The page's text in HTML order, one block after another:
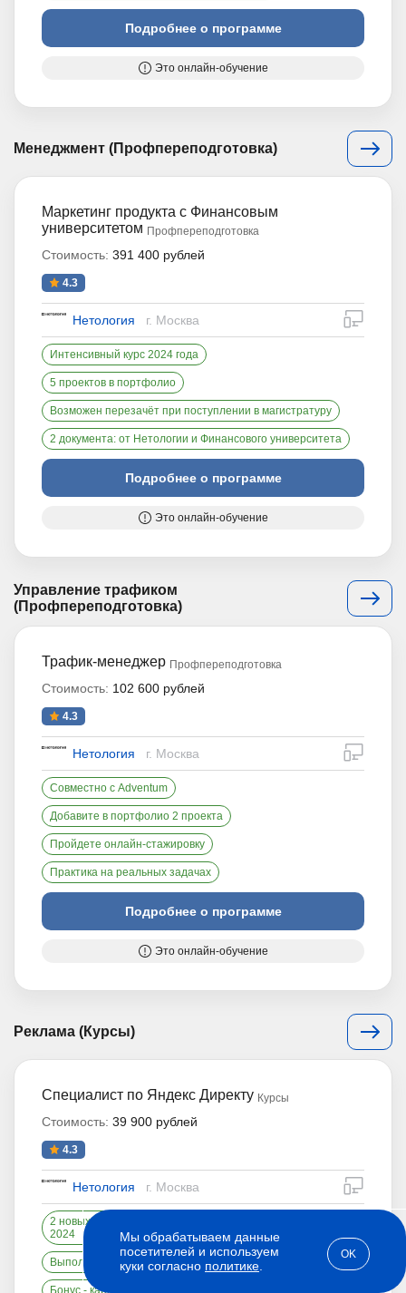
Подробнее о программе
Это онлайн-обучение
Менеджмент (Профпереподготовка)
Маркетинг продукта с Финансовым
университетом Профпереподготовка
Стоимость: 391 400 рублей
4.3
Нетология г. Москва
Интенсивный курс 2024 года
5 проектов в портфолио
Возможен перезачёт при поступлении в магистратуру
2 документа: от Нетологии и Финансового университета
Подробнее о программе
Это онлайн-обучение
Управление трафиком
(Профпереподготовка)
Трафик-менеджер Профпереподготовка
Стоимость: 102 600 рублей
4.3
Нетология г. Москва
Совместно с Adventum
Добавите в портфолио 2 проекта
Пройдете онлайн-стажировку
Практика на реальных задачах
Подробнее о программе
Это онлайн-обучение
Реклама (Курсы)
Специалист по Яндекс Директу Курсы
Стоимость: 39 900 рублей
4.3
Нетология г. Москва
2 новых вебинарах про обновления Яндекс Директа в
2024
Выполните 5 практических заданий
Мы обрабатываем данные
посетителей и используем
куки согласно политике
OK